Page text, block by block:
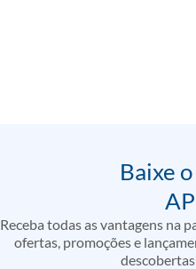
Baixe
Receba todas as vantagens na
ofertas, promoções e